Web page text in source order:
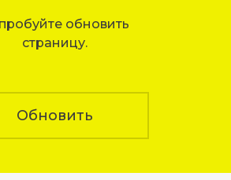
обновить
страницу.
Обновить